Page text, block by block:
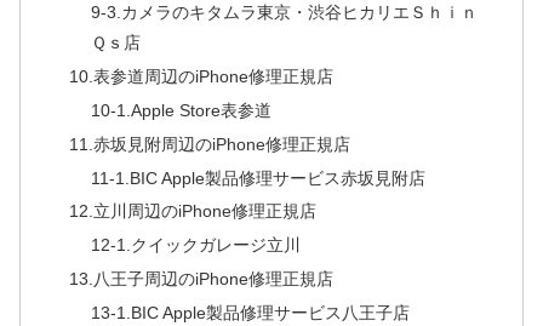
9-3.カメラのキタムラ東京・渋谷ヒカリエＳｈｉｎ
Ｑｓ店
10.表参道周辺のiPhone修理正規店
10-1.Apple Store表参道
11.赤坂見附周辺のiPhone修理正規店
11-1.BIC Apple製品修理サービス赤坂見附店
12.立川周辺のiPhone修理正規店
12-1.クイックガレージ立川
13.八王子周辺のiPhone修理正規店
13-1.BIC Apple製品修理サービス八王子店